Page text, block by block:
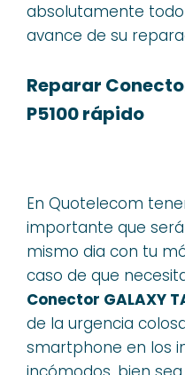
absolutamente
avance de su
Reparar Conector
P5100 rápido
En Quotelecom
importante que
mismo dia con tu
caso de que
Conector GALAXY
de la urgencia
smartphone en los